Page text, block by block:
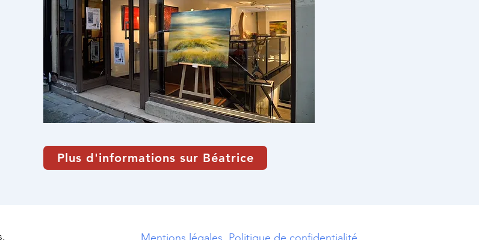
Plus d'informations sur Béatrice
Mentions légales. Politique de confidentialité